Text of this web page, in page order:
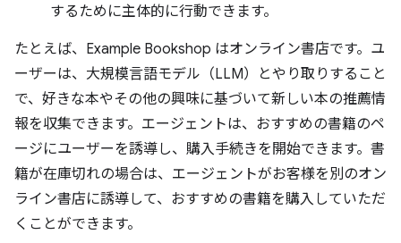
するために主体的に行動できます。
たとえば、Example Bookshop はオンライン書店です。ユ
ーザーは、大規模言語モデル（LLM）とやり取りすること
で、好きな本やその他の興味に基づいて新しい本の推薦情
報を収集できます。エージェントは、おすすめの書籍のペ
ージにユーザーを誘導し、購入手続きを開始できます。書
籍が在庫切れの場合は、エージェントがお客様を別のオン
ライン書店に誘導して、おすすめの書籍を購入していただ
くことができます。